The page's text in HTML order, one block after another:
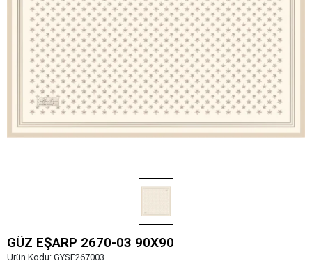
GÜZ EŞARP 2670-03 90X90
Ürün Kodu: GYSE267003